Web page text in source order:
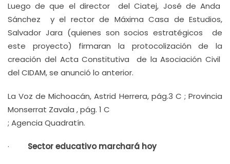
Luego de que el director del Ciatej, José de Anda
Sánchez y el rector de Máxima Casa de Estudios,
Salvador Jara (quienes son socios estratégicos de
este proyecto) firmaran la protocolización de la
creación del Acta Constitutiva de la Asociación Civil
del CIDAM, se anunció lo anterior.
La Voz de Michoacán, Astrid Herrera, pág.3 C ; Provincia
Monserrat Zavala , pág. 1 C
; Agencia Quadratín.
· Sector educativo marchará hoy